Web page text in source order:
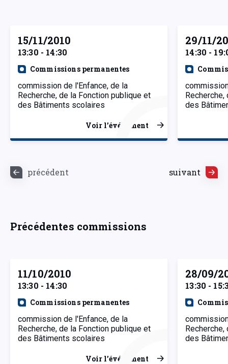
15/11/2010
13:30 - 14:30
Commissions permanentes
commission de l'Enfance, de la
Recherche, de la Fonction publique et
des Bâtiments scolaires
Voir l’événement
29/11/
14:30 -
des
précédent suivant
Précédentes commissions
11/10/2010
13:30 - 14:30
Commissions permanentes
commission de l'Enfance, de la
Recherche, de la Fonction publique et
des Bâtiments scolaires
Voir l’événement
28/09/
13:30 -
des